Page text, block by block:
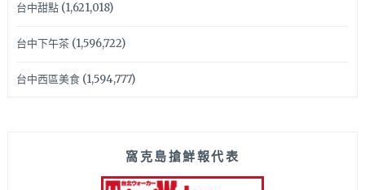
台中甜點(1,621,018)
台中下午茶(1,596,722)
台中西區美食(1,594,777)
窩克島搶鮮報代表